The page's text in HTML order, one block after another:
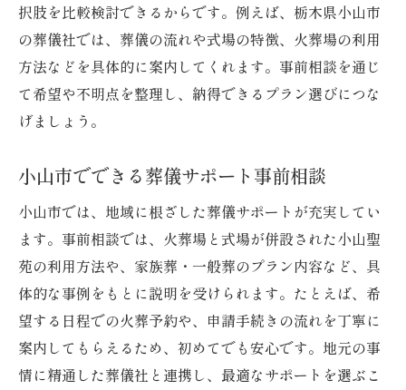
択肢を比較検討できるからです。例えば、栃木県小山市
の葬儀社では、葬儀の流れや式場の特徴、火葬場の利用
方法などを具体的に案内してくれます。事前相談を通じ
て希望や不明点を整理し、納得できるプラン選びにつな
げましょう。
小山市でできる葬儀サポート事前相談
小山市では、地域に根ざした葬儀サポートが充実してい
ます。事前相談では、火葬場と式場が併設された小山聖
苑の利用方法や、家族葬・一般葬のプラン内容など、具
体的な事例をもとに説明を受けられます。たとえば、希
望する日程での火葬予約や、申請手続きの流れを丁寧に
案内してもらえるため、初めてでも安心です。地元の事
情に精通した葬儀社と連携し、最適なサポートを選ぶこ